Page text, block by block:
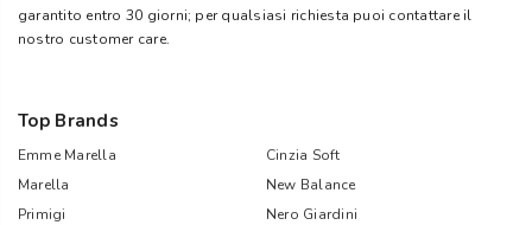
garantito entro 30 giorni; per qualsiasi richiesta puoi contattare il
nostro customer care.
Top Brands
Emme Marella
Cinzia Soft
Marella
New Balance
Primigi
Nero Giardini